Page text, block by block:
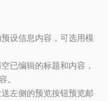
设信息内容，可选用模
编辑的标题和内容，
左侧的预览按钮预览邮